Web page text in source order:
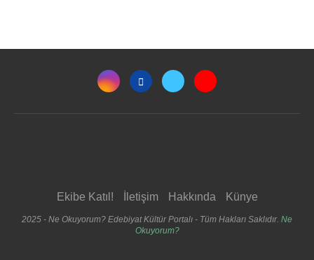
Ekibe Katıl! İletişim Hakkında Künye
2025 - Ne Okuyorum? Edebiyat Kültür Portalı - Tüm Hakları Saklıdır. Ne
Okuyorum?